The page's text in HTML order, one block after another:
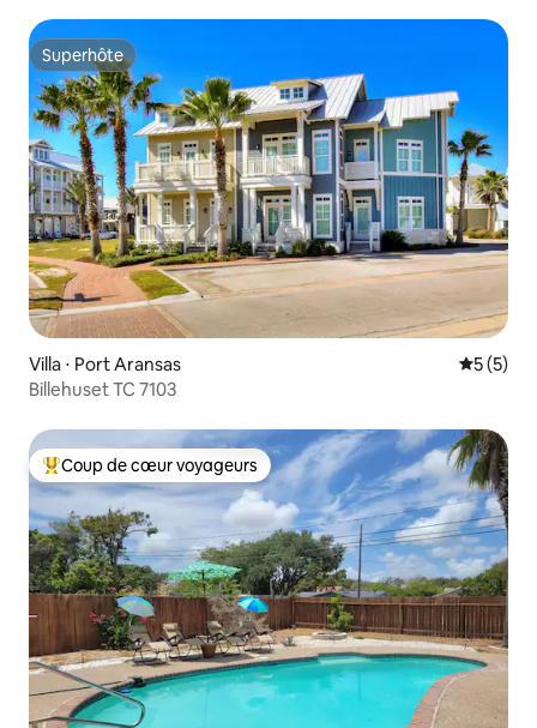
Superhôte
Superhôte
Villa ⋅ Port Aransas
5 (5)
Billehuset TC 7103
Coups de cœur voyageurs les plus appréciés
Coup de cœur voyageurs